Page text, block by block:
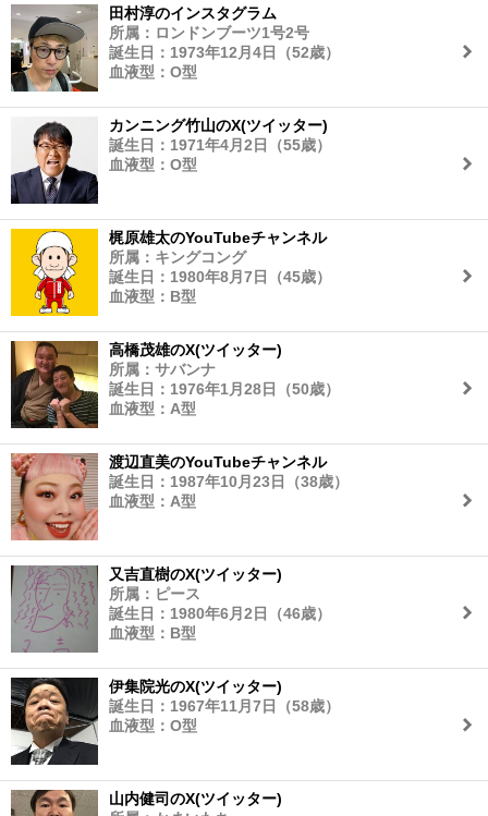
田村淳のインスタグラム
所属：ロンドンブーツ1号2号
誕生日：1973年12月4日（52歳）
血液型：O型
カンニング竹山のX(ツイッター)
誕生日：1971年4月2日（55歳）
血液型：O型
梶原雄太のYouTubeチャンネル
所属：キングコング
誕生日：1980年8月7日（45歳）
血液型：B型
高橋茂雄のX(ツイッター)
所属：サバンナ
誕生日：1976年1月28日（50歳）
血液型：A型
渡辺直美のYouTubeチャンネル
誕生日：1987年10月23日（38歳）
血液型：A型
又吉直樹のX(ツイッター)
所属：ピース
誕生日：1980年6月2日（46歳）
血液型：B型
伊集院光のX(ツイッター)
誕生日：1967年11月7日（58歳）
血液型：O型
山内健司のX(ツイッター)